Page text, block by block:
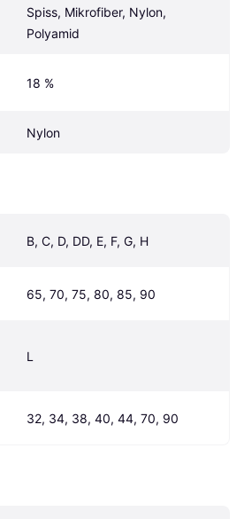
Spiss, Mikrofiber, Nylon,
Polyamid
18 %
Nylon
B, C, D, DD, E, F, G, H
65, 70, 75, 80, 85, 90
L
32, 34, 38, 40, 44, 70, 90